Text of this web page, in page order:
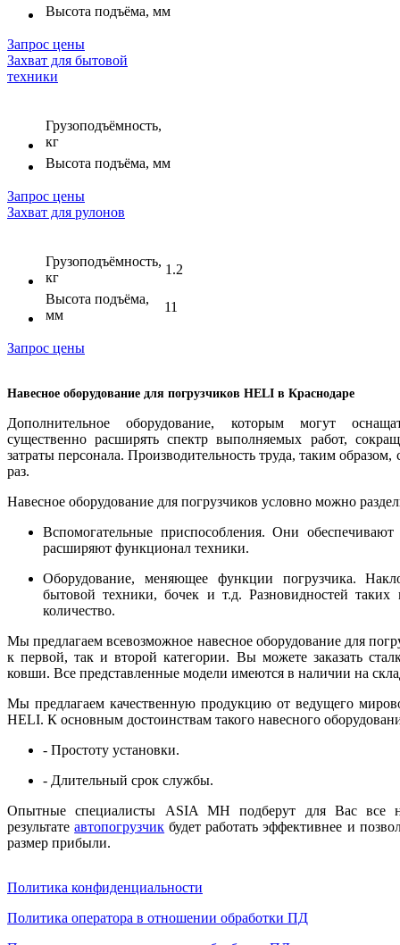
Высота подъёма, мм
Запрос цены
Захват для бытовой
техники
Грузоподъёмность,
кг
Высота подъёма, мм
Запрос цены
Захват для рулонов
Грузоподъёмность,
кг
1.2
Высота подъёма,
мм
11
Запрос цены
Навесное оборудование для погрузчиков HELI в Краснодаре
Дополнительное оборудование, которым могут
существенно расширять спектр выполняемых работ,
затраты персонала. Производительность труда, таким
раз.
Навесное оборудование для погрузчиков условно можно
Вспомогательные приспособления. Они обеспечивают
расширяют функционал техники.
Оборудование, меняющее функции погрузчика.
бытовой техники, бочек и т.д. Разновидностей таких
количество.
Мы предлагаем всевозможное навесное оборудование для
к первой, так и второй категории. Вы можете заказать
ковши. Все представленные модели имеются в наличии на
Мы предлагаем качественную продукцию от ведущего
HELI. К основным достоинствам такого навесного
- Простоту установки.
- Длительный срок службы.
Опытные специалисты ASIA MH подберут для Вас все
результатеавтопогрузчик будет работать эффективнее и
размер прибыли.
Политика конфиденциальности
Политика оператора в отношении обработки ПД